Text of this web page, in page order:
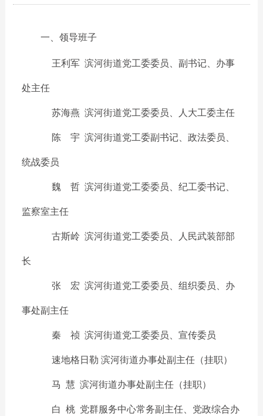
一、领导班子
王利军滨河街道党工委委员、副书记、办事
处主任
苏海燕 滨河街道党工委委员、人大工委主任
陈 宇 滨河街道党工委副书记、政法委员、
统战委员
魏 哲滨河街道党工委委员、纪工委书记、
监察室主任
古斯岭 滨河街道党工委委员、人民武装部部
长
张 宏 滨河街道党工委委员、组织委员、办
事处副主任
秦 祯滨河街道党工委委员、宣传委员
速地格日勒 滨河街道办事处副主任（挂职）
马 慧 滨河街道办事处副主任（挂职）
白 桃 党群服务中心常务副主任、党政综合办